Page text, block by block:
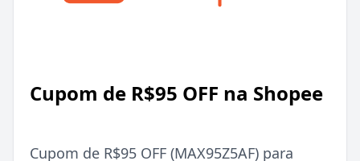
Cupom de R$95 OFF na Shopee
Cupom de R$95 OFF (MAX95Z5AF) para